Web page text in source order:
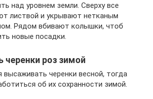
над уровнем земли. Сверху все
листвой и укрывают нетканым
Рядом вбивают колышки, чтоб
новые посадки.
черенки роз зимой
высаживать черенки весной, тогда
об их сохранности зимой.